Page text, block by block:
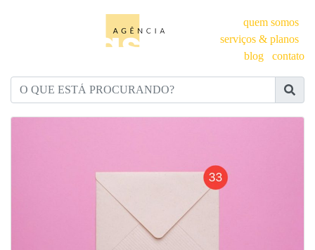
quem somos
serviços & planos
blog
contato
O QUE ESTÁ PROCURANDO?